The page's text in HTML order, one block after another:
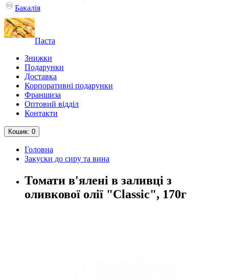
Бакалія
Паста
Знижки
Подарунки
Доставка
Корпоративні подарунки
Франшиза
Оптовий відділ
Контакти
Кошик: 0
Головна
Закуски до сиру та вина
Томати в'ялені в заливці з
оливкової олії "Classic", 170г